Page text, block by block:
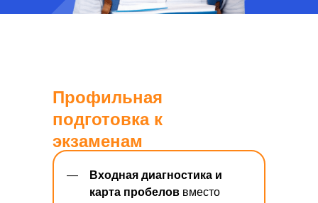
Профильная
подготовка к
экзаменам
—
Входная диагностика и
карта пробелов вместо